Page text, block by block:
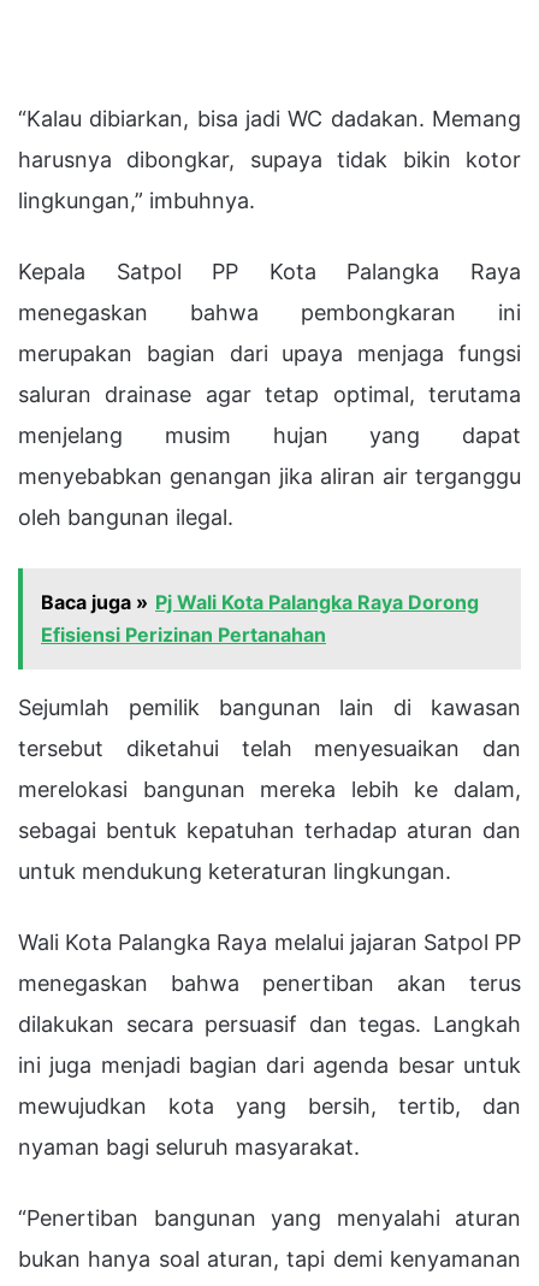
“Kalau dibiarkan, bisa jadi WC dadakan. Memang
harusnya dibongkar, supaya tidak bikin kotor
lingkungan,” imbuhnya.
Kepala Satpol PP Kota Palangka Raya
menegaskan bahwa pembongkaran ini
merupakan bagian dari upaya menjaga fungsi
saluran drainase agar tetap optimal, terutama
menjelang musim hujan yang dapat
menyebabkan genangan jika aliran air terganggu
oleh bangunan ilegal.
Baca juga » Pj Wali Kota Palangka Raya Dorong
Efisiensi Perizinan Pertanahan
Sejumlah pemilik bangunan lain di kawasan
tersebut diketahui telah menyesuaikan dan
merelokasi bangunan mereka lebih ke dalam,
sebagai bentuk kepatuhan terhadap aturan dan
untuk mendukung keteraturan lingkungan.
Wali Kota Palangka Raya melalui jajaran Satpol PP
menegaskan bahwa penertiban akan terus
dilakukan secara persuasif dan tegas. Langkah
ini juga menjadi bagian dari agenda besar untuk
mewujudkan kota yang bersih, tertib, dan
nyaman bagi seluruh masyarakat.
“Penertiban bangunan yang menyalahi aturan
bukan hanya soal aturan, tapi demi kenyamanan